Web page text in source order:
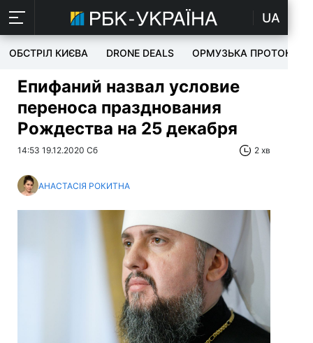
UA
ОБСТРІЛ КИЄВА DRONE DEALS ОРМУЗЬКА ПРОТОКА
Епифаний назвал условие
переноса празднования
Рождества на 25 декабря
14:53 19.12.2020 Сб 2 хв
АНАСТАСІЯ РОКИТНА